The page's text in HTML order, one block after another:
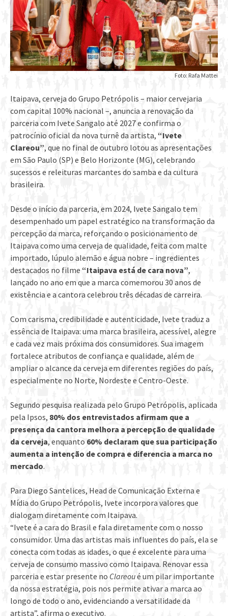
Foto: Rafa Mattei
Itaipava, cerveja do Grupo Petrópolis – maior cervejaria
com capital 100% nacional –, anuncia a renovação da
parceria com Ivete Sangalo até 2027 e confirma o
patrocínio oficial da nova turnê da artista, “Ivete
Clareou”, que no final de outubro lotou as apresentações
em São Paulo (SP) e Belo Horizonte (MG), celebrando
sucessos e releituras marcantes do samba e da cultura
brasileira.
Desde o início da parceria, em 2024, Ivete Sangalo tem
desempenhado um papel estratégico na transformação da
percepção da marca, reforçando o posicionamento de
Itaipava como uma cerveja de qualidade, feita com malte
importado, lúpulo alemão e água nobre – ingredientes
destacados no filme “Itaipava está de cara nova”,
lançado no ano em que a marca comemorou 30 anos de
existência e a cantora celebrou três décadas de carreira.
Com carisma, credibilidade e autenticidade, Ivete traduz a
essência de Itaipava: uma marca brasileira, acessível, alegre
e cada vez mais próxima dos consumidores. Sua imagem
fortalece atributos de confiança e qualidade, além de
ampliar o alcance da cerveja em diferentes regiões do país,
especialmente no Norte, Nordeste e Centro-Oeste.
Segundo pesquisa realizada pelo Grupo Petrópolis, aplicada
pela Ipsos, 80% dos entrevistados afirmam que a
presença da cantora melhora a percepção de qualidade
da cerveja, enquanto 60% declaram que sua participação
aumenta a intenção de compra e diferencia a marca no
mercado.
Para Diego Santelices, Head de Comunicação Externa e
Mídia do Grupo Petrópolis, Ivete incorpora valores que
dialogam diretamente com Itaipava.
“Ivete é a cara do Brasil e fala diretamente com o nosso
consumidor. Uma das artistas mais influentes do país, ela se
conecta com todas as idades, o que é excelente para uma
cerveja de consumo massivo como Itaipava. Renovar essa
parceria e estar presente no Clareoué um pilar importante
da nossa estratégia, pois nos permite ativar a marca ao
longo de todo o ano, evidenciando a versatilidade da
artista”, afirma o executivo.